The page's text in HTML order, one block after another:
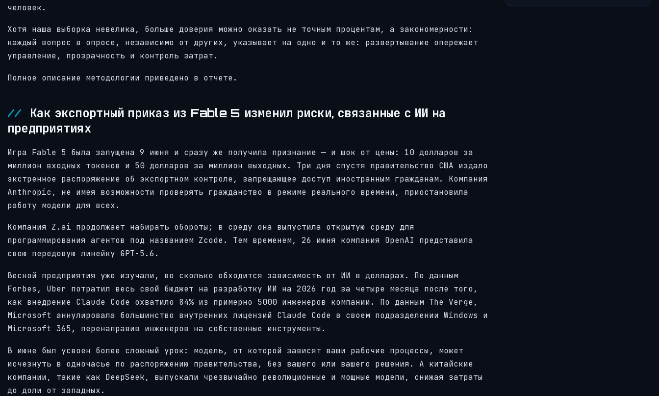
человек.
Хотя наша выборка невелика, больше доверия можно оказать не точным процентам, а закономерности:
каждый вопрос в опросе, независимо от других, указывает на одно и то же: развертывание опережает
управление, прозрачность и контроль затрат.
Полное описание методологии приведено в отчете.
Как экспортный приказ из Fable 5 изменил риски, связанные с ИИ на
предприятиях
Игра Fable 5 была запущена 9 июня и сразу же получила признание — и шок от цены: 10 долларов за
миллион входных токенов и 50 долларов за миллион выходных. Три дня спустя правительство США издало
экстренное распоряжение об экспортном контроле, запрещающее доступ иностранным гражданам. Компания
Anthropic, не имея возможности проверять гражданство в режиме реального времени, приостановила
работу модели для всех.
Компания Z.ai продолжает набирать обороты; в среду она выпустила открытую среду для
программирования агентов под названием Zcode. Тем временем, 26 июня компания OpenAI представила
свою передовую линейку GPT-5.6.
Весной предприятия уже изучали, во сколько обходится зависимость от ИИ в долларах. По данным
Forbes, Uber потратил весь свой бюджет на разработку ИИ на 2026 год за четыре месяца после того,
как внедрение Claude Code охватило 84% из примерно 5000 инженеров компании. По данным The Verge,
Microsoft аннулировала большинство внутренних лицензий Claude Code в своем подразделении Windows и
Microsoft 365, перенаправив инженеров на собственные инструменты.
В июне был усвоен более сложный урок: модель, от которой зависят ваши рабочие процессы, может
исчезнуть в одночасье по распоряжению правительства, без вашего или вашего решения. А китайские
компании, такие как DeepSeek, выпускали чрезвычайно революционные и мощные модели, снижая затраты
до доли от западных.